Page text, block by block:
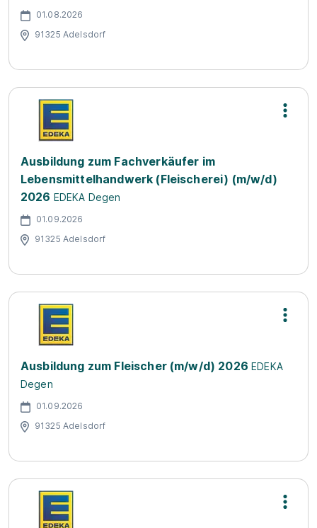
01.08.2026
91325 Adelsdorf
Ausbildung zum Fachverkäufer im
Lebensmittelhandwerk (Fleischerei) (m/w/d)
2026 EDEKA Degen
01.09.2026
91325 Adelsdorf
Ausbildung zum Fleischer (m/w/d) 2026 EDEKA
Degen
01.09.2026
91325 Adelsdorf